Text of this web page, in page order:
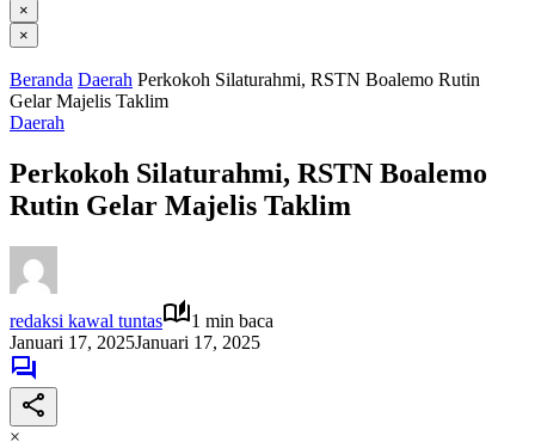
×
×
Beranda Daerah Perkokoh Silaturahmi, RSTN Boalemo Rutin
Gelar Majelis Taklim
Daerah
Perkokoh Silaturahmi, RSTN Boalemo
Rutin Gelar Majelis Taklim
redaksi kawal tuntas
1 min baca
Januari 17, 2025Januari 17, 2025
×